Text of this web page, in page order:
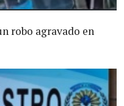
robo agravado en